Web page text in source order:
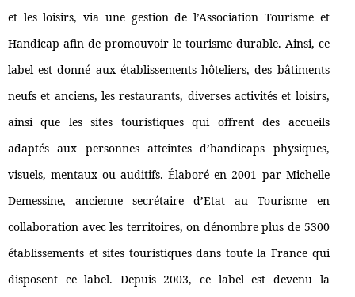
et les loisirs, via une gestion de l’Association Tourisme et
Handicap afin de promouvoir le tourisme durable. Ainsi, ce
label est donné aux établissements hôteliers, des bâtiments
neufs et anciens, les restaurants, diverses activités et loisirs,
ainsi que les sites touristiques qui offrent des accueils
adaptés aux personnes atteintes d’handicaps physiques,
visuels, mentaux ou auditifs. Élaboré en 2001 par Michelle
Demessine, ancienne secrétaire d’Etat au Tourisme en
collaboration avec les territoires, on dénombre plus de 5300
établissements et sites touristiques dans toute la France qui
disposent ce label. Depuis 2003, ce label est devenu la